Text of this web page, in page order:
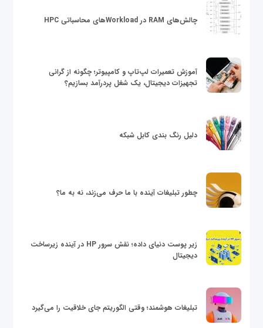
چالش‌های RAM در Workloadهای محاسباتی HPC
آموزش تعمیرات لپ‌تاپ و کامپیوتر؛ چگونه از گرانی
تجهیزات دیجیتال، یک شغل پردرآمد بسازیم؟
دلیل رنگ بندی کابل شبکه
چطور تبلیغات آینده با ما حرف می‌زند، نه به ما؟
زیر پوست دنیای داده؛ نقش سرور HP در آینده زیرساخت
دیجیتال
تبلیغات هوشمند؛ وقتی الگوریتم جای خلاقیت را می‌گیرد